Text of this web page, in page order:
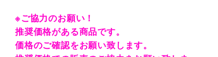
※ご協力のお願い！
推奨価格がある商品です。
価格のご確認をお願い致します。